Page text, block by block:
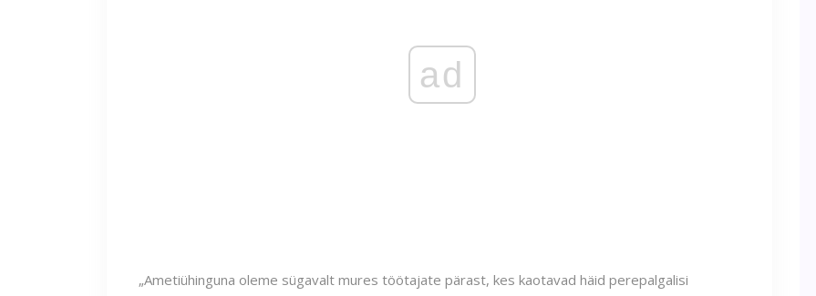
ad
„Ametiühinguna oleme sügavalt mures töötajate pärast, kes kaotavad häid perepalgalisi